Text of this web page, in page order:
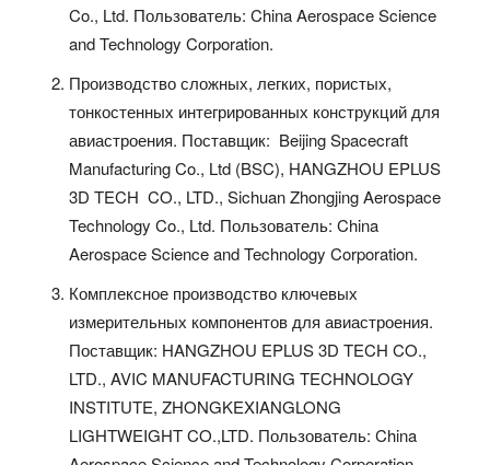
Co., Ltd. Пользователь: China Aerospace Science
and Technology Corporation.
Производство сложных, легких, пористых,
тонкостенных интегрированных конструкций для
авиастроения. Поставщик: Beijing Spacecraft
Manufacturing Co., Ltd (BSC), HANGZHOU EPLUS
3D TECH CO., LTD., Sichuan Zhongjing Aerospace
Technology Co., Ltd. Пользователь: China
Aerospace Science and Technology Corporation.
Комплексное производство ключевых
измерительных компонентов для авиастроения.
Поставщик: HANGZHOU EPLUS 3D TECH CO.,
LTD., AVIC MANUFACTURING TECHNOLOGY
INSTITUTE, ZHONGKEXIANGLONG
LIGHTWEIGHT CO.,LTD. Пользователь: China